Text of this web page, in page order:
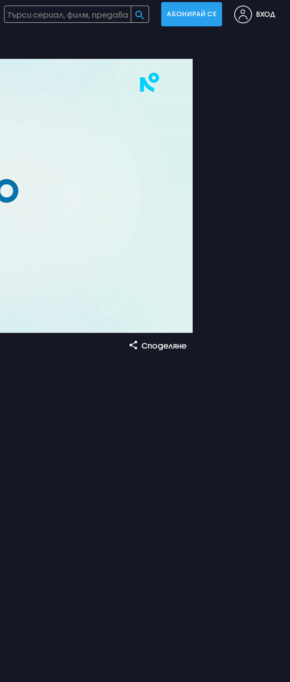
АБОНИРАЙ СЕ ВХОД
Споделяне